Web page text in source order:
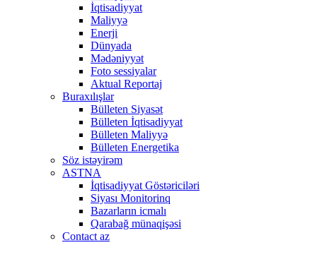
İqtisadiyyat
Maliyyə
Enerji
Dünyada
Mədəniyyət
Foto sessiyalar
Aktual Reportaj
Buraxılışlar
Bülleten Siyasət
Bülleten İqtisadiyyat
Bülleten Maliyyə
Bülleten Energetika
Söz istəyirəm
ASTNA
İqtisadiyyat Göstəriciləri
Siyası Monitorinq
Bazarların icmalı
Qarabağ münaqişəsi
Contact az